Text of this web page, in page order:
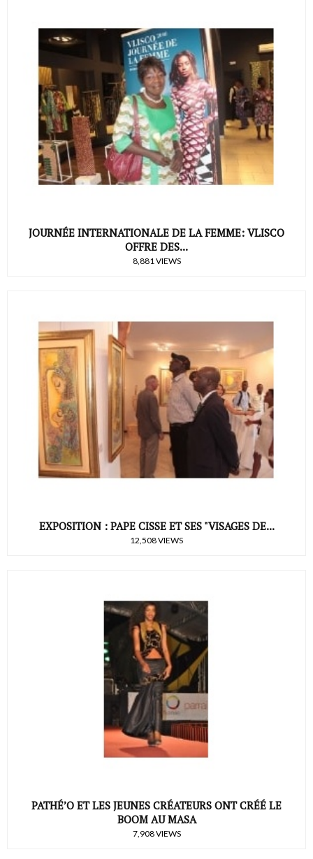
JOURNÉE INTERNATIONALE DE LA FEMME: VLISCO
OFFRE DES...
8,881 VIEWS
EXPOSITION : PAPE CISSE ET SES "VISAGES DE...
12,508 VIEWS
PATHÉ’O ET LES JEUNES CRÉATEURS ONT CRÉÉ LE
BOOM AU MASA
7,908 VIEWS